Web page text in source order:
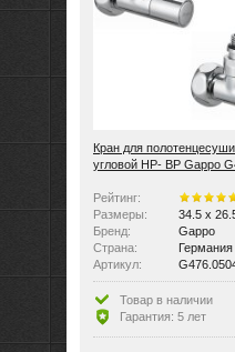
Кран для
угловой НР- ВР Gappo
Рейтинг:
Размеры:
34.5 x
Бренд:
Gappo
Страна:
Германия
Артикул:
Цвет:
хром
Материал:
латунь
Материал:
латунь,
Товар в наличии
Гарантия: 5 лет